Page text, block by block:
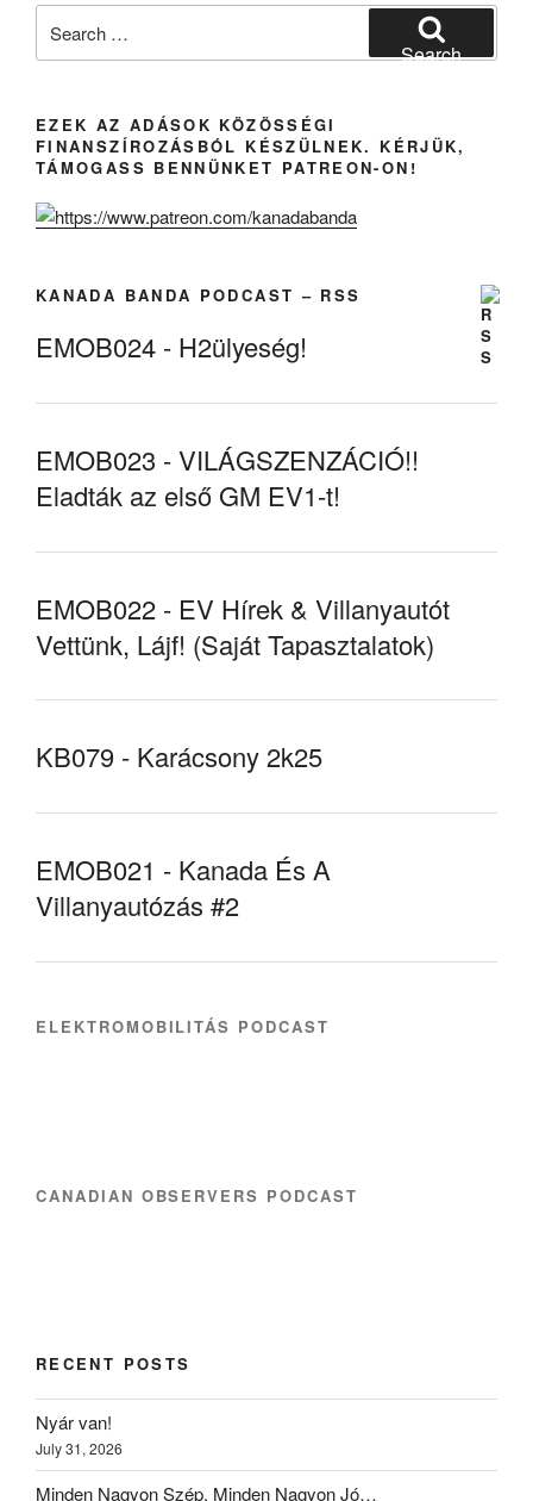
for:
Search
EZEK AZ ADÁSOK KÖZÖSSÉGI
FINANSZÍROZÁSBÓL KÉSZÜLNEK. KÉRJÜK,
TÁMOGASS BENNÜNKET PATREON-ON!
KANADA BANDA PODCAST – RSS
EMOB024 - H2ülyeség!
EMOB023 - VILÁGSZENZÁCIÓ!!
Eladták az első GM EV1-t!
EMOB022 - EV Hírek & Villanyautót
Vettünk, Lájf! (Saját Tapasztalatok)
KB079 - Karácsony 2k25
EMOB021 - Kanada És A
Villanyautózás #2
ELEKTROMOBILITÁS PODCAST
CANADIAN OBSERVERS PODCAST
RECENT POSTS
Nyár van!
July 31, 2026
Minden Nagyon Szép, Minden Nagyon Jó…